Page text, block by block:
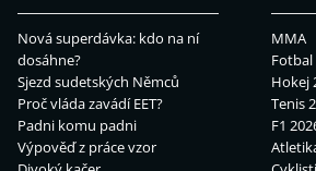
Nová superdávka: kdo na ní
dosáhne?
Sjezd sudetských Němců
Proč vláda zavádí EET?
Padni komu padni
Výpověď z práce vzor
MMA
Fotbal
Hokej
Tenis
F1